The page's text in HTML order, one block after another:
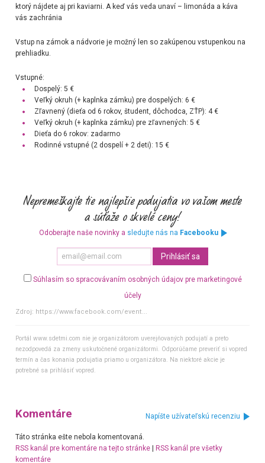
ktorý nájdete aj pri kaviarni. A keď vás veda unaví – limonáda a káva
vás zachránia
Vstup na zámok a nádvorie je možný len so zakúpenou vstupenkou na
prehliadku.
Vstupné:
Dospelý: 5 €
Veľký okruh (+ kaplnka zámku) pre dospelých: 6 €
Zľavnený (dieťa od 6 rokov, študent, dôchodca, ZŤP): 4 €
Veľký okruh (+ kaplnka zámku) pre zľavnených: 5 €
Dieťa do 6 rokov: zadarmo
Rodinné vstupné (2 dospelí + 2 deti): 15 €
Odoberajte naše novinky a sledujte nás na Facebooku
Súhlasím so spracovávaním osobných údajov pre marketingové
účely
Zdroj: https://www.facebook.com/event...
Portál www.sdetmi.com nie je organizátorom uverejňovaných podujatí a preto
nezodpovedá za zmeny uskutočnené organizátormi. Odporúčame preveriť si vopred
termín a čas konania podujatia priamo u organizátora. Na niektoré akcie je
potrebné sa prihlásiť vopred.
Komentáre Napíšte užívateľskú recenziu
Táto stránka ešte nebola komentovaná.
RSS kanál pre komentáre na tejto stránke|
RSS kanál pre všetky
komentáre